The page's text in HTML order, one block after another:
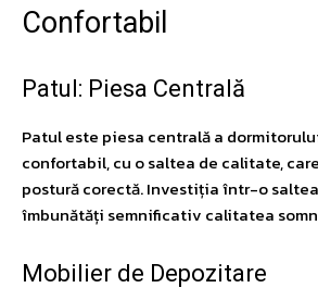
Confortabil
Patul: Piesa Centrală
Patul este piesa centrală a
confortabil, cu o saltea de calitate,
postură corectă. Investiția într-o
îmbunătăți semnificativ calitatea
Mobilier de Depozitare